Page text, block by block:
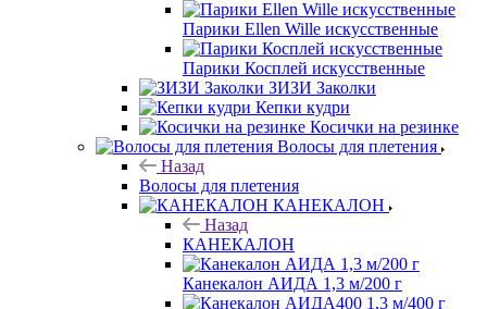
Парики Ellen Wille искусственные
Парики Косплей искусственные
ЗИЗИ Заколки
Кепки кудри
Косички на резинке
Волосы для плетения
Назад
Волосы для плетения
КАНЕКАЛОН
Назад
КАНЕКАЛОН
Канекалон АИДА 1,3 м/200 г